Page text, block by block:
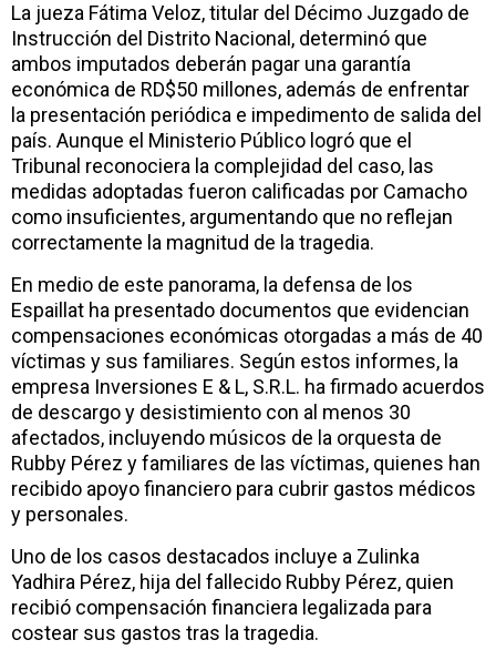
La jueza Fátima Veloz, titular del Décimo Juzgado de
Instrucción del Distrito Nacional, determinó que
ambos imputados deberán pagar una garantía
económica de RD$50 millones, además de enfrentar
la presentación periódica e impedimento de salida del
país. Aunque el Ministerio Público logró que el
Tribunal reconociera la complejidad del caso, las
medidas adoptadas fueron calificadas por Camacho
como insuficientes, argumentando que no reflejan
correctamente la magnitud de la tragedia.
En medio de este panorama, la defensa de los
Espaillat ha presentado documentos que evidencian
compensaciones económicas otorgadas a más de 40
víctimas y sus familiares. Según estos informes, la
empresa Inversiones E & L, S.R.L. ha firmado acuerdos
de descargo y desistimiento con al menos 30
afectados, incluyendo músicos de la orquesta de
Rubby Pérez y familiares de las víctimas, quienes han
recibido apoyo financiero para cubrir gastos médicos
y personales.
Uno de los casos destacados incluye a Zulinka
Yadhira Pérez, hija del fallecido Rubby Pérez, quien
recibió compensación financiera legalizada para
costear sus gastos tras la tragedia.